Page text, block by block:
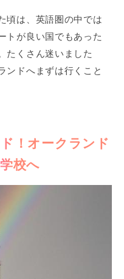
頃は、英語圏の中では
トが良い国でもあった
たくさん迷いました
ンドへまずは行くこと
！オークランド
校へ